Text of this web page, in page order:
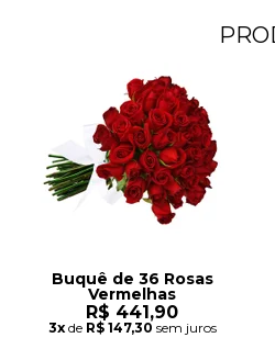
Buquê de 36 Rosas
Vermelhas
R$ 441,90
3xde R$ 147,30 sem juros